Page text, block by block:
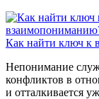
Как найти ключ к
Непонимание
конфликтов в
и отталкивается